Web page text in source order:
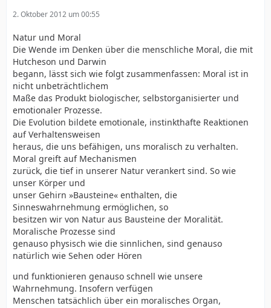
2. Oktober 2012 um 00:55
Natur und Moral
Die Wende im Denken über die menschliche Moral, die mit
Hutcheson und Darwin
begann, lässt sich wie folgt zusammenfassen: Moral ist in
nicht unbeträchtlichem
Maße das Produkt biologischer, selbstorganisierter und
emotionaler Prozesse.
Die Evolution bildete emotionale, instinkthafte Reaktionen
auf Verhaltensweisen
heraus, die uns befähigen, uns moralisch zu verhalten.
Moral greift auf Mechanismen
zurück, die tief in unserer Natur verankert sind. So wie
unser Körper und
unser Gehirn »Bausteine« enthalten, die
Sinneswahrnehmung ermöglichen, so
besitzen wir von Natur aus Bausteine der Moralität.
Moralische Prozesse sind
genauso physisch wie die sinnlichen, sind genauso
natürlich wie Sehen oder Hören
und funktionieren genauso schnell wie unsere
Wahrnehmung. Insofern verfügen
Menschen tatsächlich über ein moralisches Organ,